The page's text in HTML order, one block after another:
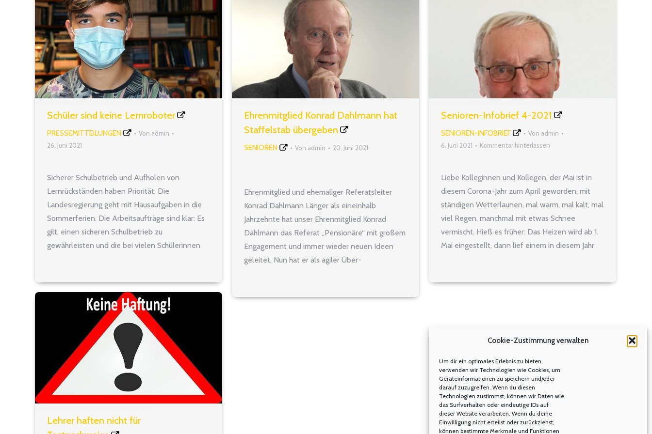
Cookie-Zustimmung verwalten
Um dir ein optimales Erlebnis zu bieten,
verwenden wir Technologien wie Cookies, um
Geräteinformationen zu speichern und/oder
darauf zuzugreifen. Wenn du diesen
Technologien zustimmst, können wir Daten wie
das Surfverhalten oder eindeutige IDs auf
dieser Website verarbeiten. Wenn du deine
Einwilligung nicht erteilst oder zurückziehst,
können bestimmte Merkmale und Funktionen
Schüler sind keine Lernroboter
PRESSEMITTEILUNGEN Von admin
26. Juni 2021
Sicherer Schulbetrieb und Aufholen von
Lernrückständen haben Priorität. Die
Landesregierung geht mit Hausaufgaben in die
Sommerferien. Die Arbeitsaufträge sind klar: Es
gilt, einen sicheren Schulbetrieb zu
gewährleisten und die bei vielen Schülerinnen
richtige Ort, um die kognitive, emotionale und
soziale Entwicklung der Schülerinnen…
Ehrenmitglied Konrad Dahlmann hat
Staffelstab übergeben
SENIOREN Von admin 20. Juni 2021
Ehrenmitglied und ehemaliger Referatsleiter
Konrad Dahlmann Länger als eineinhalb
Jahrzehnte hat unser Ehrenmitglied Konrad
Dahlmann das Referat „Pensionäre“ mit großem
Engagement und immer wieder neuen Ideen
geleitet. Nun hat er als agiler Über-
Referat für Seniorinnen und Senioren an unsere
Senioren-Infobrief 4-2021
SENIOREN-INFOBRIEF Von admin
6. Juni 2021
Kommentar hinterlassen
Liebe Kolleginnen und Kollegen, der Mai ist in
diesem Corona-Jahr zum April geworden, mit
ständigen Wetterlaunen, mal warm, mal kalt, mal
viel Regen, manchmal mit etwas Schnee
vermischt. Hieß es früher: Das Heizen wird ab 1.
Mai eingestellt, dann lief einem in diesem Jahr
Lehrer haften nicht für